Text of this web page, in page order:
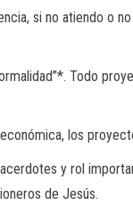
si no atiendo o
Todo
los
y rol
de Jesús.